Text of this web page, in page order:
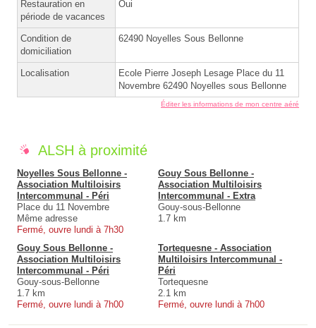
Restauration en
période de vacances
Oui
Condition de
domiciliation
62490 Noyelles Sous Bellonne
Localisation
Ecole Pierre Joseph Lesage Place du 11
Novembre 62490 Noyelles sous Bellonne
Éditer les informations de mon centre aéré
ALSH à proximité
Noyelles Sous Bellonne -
Association Multiloisirs
Intercommunal - Péri
Place du 11 Novembre
Même adresse
Fermé, ouvre lundi à 7h30
Gouy Sous Bellonne -
Association Multiloisirs
Intercommunal - Extra
Gouy-sous-Bellonne
1.7 km
Gouy Sous Bellonne -
Association Multiloisirs
Intercommunal - Péri
Gouy-sous-Bellonne
1.7 km
Fermé, ouvre lundi à 7h00
Tortequesne - Association
Multiloisirs Intercommunal -
Péri
Tortequesne
2.1 km
Fermé, ouvre lundi à 7h00